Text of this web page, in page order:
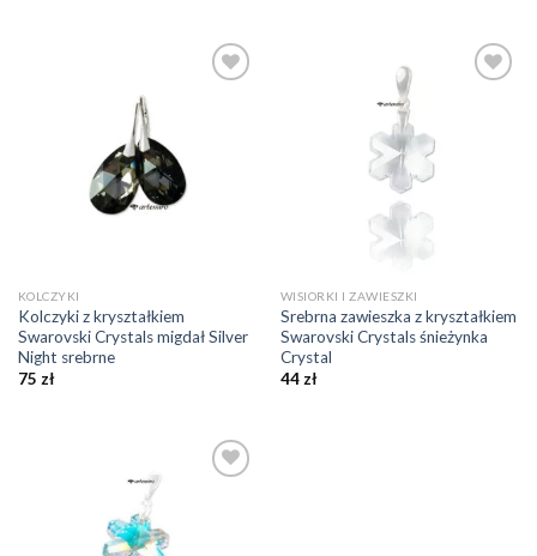
KOLCZYKI
Kolczyki z kryształkiem
Swarovski Crystals migdał Silver
Night srebrne
75 zł
WISIORKI I ZAWIESZKI
Srebrna zawieszka z kryształkiem
Swarovski Crystals śnieżynka
Crystal
44 zł